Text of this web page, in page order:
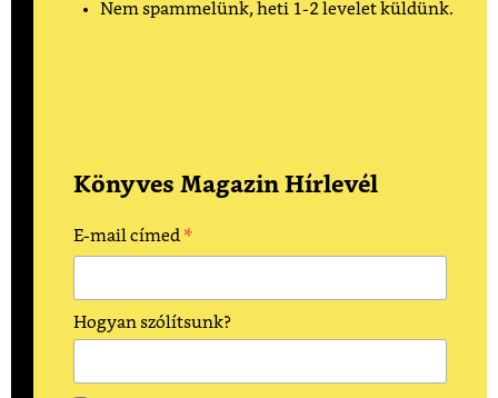
Nem spammelünk, heti 1-2 levelet küldünk.
Könyves Magazin Hírlevél
E-mail címed*
Hogyan szólítsunk?